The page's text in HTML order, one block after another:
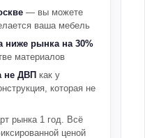
— вы можете
ваша мебель
ниже рынка на 30%
материалов
не ДВП как у
которая не
рынка 1 год. Всё
ценой